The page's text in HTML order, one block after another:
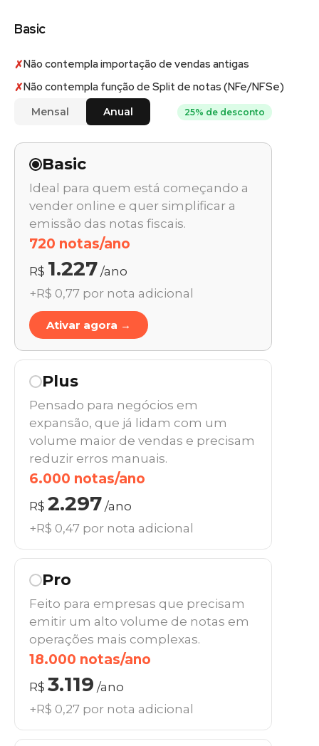
Basic
✗Não contempla importação de vendas antigas
✗Não contempla função de Split de notas (NFe/NFSe)
Mensal Anual 25% de desconto
Basic
Ideal para quem está começando a
vender online e quer simplificar a
emissão das notas fiscais.
720 notas/ano
R$ 1.227 /ano
+R$ 0,77 por nota adicional
Ativar agora →
Plus
Pensado para negócios em
expansão, que já lidam com um
volume maior de vendas e precisam
reduzir erros manuais.
6.000 notas/ano
R$ 2.297 /ano
+R$ 0,47 por nota adicional
Pro
Feito para empresas que precisam
emitir um alto volume de notas em
operações mais complexas.
18.000 notas/ano
R$ 3.119 /ano
+R$ 0,27 por nota adicional